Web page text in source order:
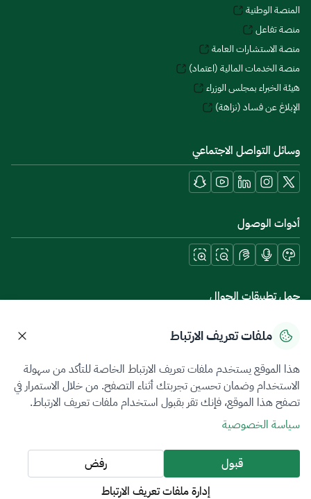
المنصة الوطنية
منصة تفاعل
منصة الاستشارات العامة
منصة الخدمات المالية (اعتماد)
هيئة الخبراء بمجلس الوزراء
الإبلاغ عن فساد (نزاهة)
وسائل التواصل الاجتماعي
أدوات الوصول
حمل تطبيقات الجوال
سياسة الخصوصيةشروط الاستخدامخريطة الموقع
جميع الحقوق محفوظة 2026 © ZATCA.GOV.SA
تم تطويره وصيانته بواسطة هيئة الزكاة والضريبة والجمارك
آخر تحديث للموقع في
ملفات تعريف الارتباط
هذا الموقع يستخدم ملفات تعريف الارتباط الخاصة للتأكد من سهولة
الاستخدام وضمان تحسين تجربتك أثناء التصفح. من خلال الاستمرار في
تصفح هذا الموقع، فإنك تقر بقبول استخدام ملفات تعريف الارتباط.
سياسة الخصوصية
قبول
رفض
إدارة ملفات تعريف الارتباط